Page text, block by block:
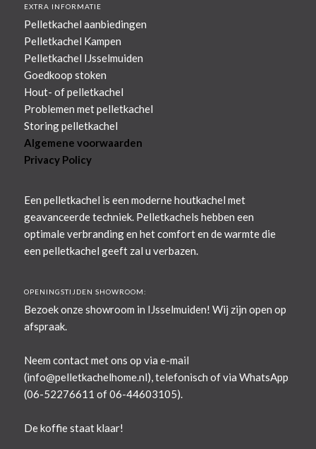
EXTRA INFORMATIE
Pelletkachel aanbiedingen
Pelletkachel Kampen
Pelletkachel IJsselmuiden
Goedkoop stoken
Hout- of pelletkachel
Problemen met pelletkachel
Storing pelletkachel
Algemene voorwaarden
Privacy Policy
Een pelletkachel is een moderne houtkachel met
geavanceerde techniek. Pelletkachels hebben een
optimale verbranding en het comfort en de warmte die
een pelletkachel geeft zal u verbazen.
OPENINGSTIJDEN SHOWROOM:
Bezoek onze showroom in IJsselmuiden! Wij zijn open op
afspraak.
Neem contact met ons op via e-mail
(info@pelletkachelhome.nl), telefonisch of via WhatsApp
(06-52276611 of 06-44603105).
De koffie staat klaar!